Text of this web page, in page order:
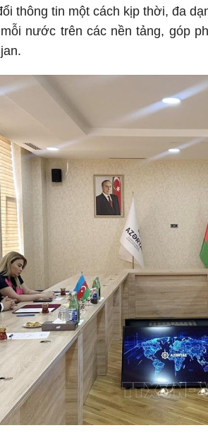
thông tin một cách kịp thời, đa
nước trên các nền tảng, góp